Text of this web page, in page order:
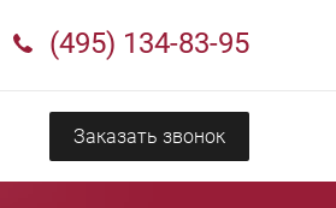
(495) 134-83-95
Заказать звонок